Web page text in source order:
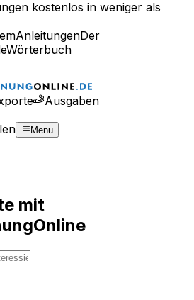
kostenlos in weniger als
AnleitungenDer
Wörterbuch
Ausgaben
Menu
mit